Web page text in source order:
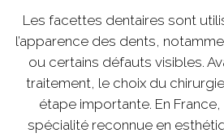
Les facettes dentaires sont
l’apparence des dents,
ou certains défauts visibles.
traitement, le choix du
étape importante. En France,
spécialité reconnue en